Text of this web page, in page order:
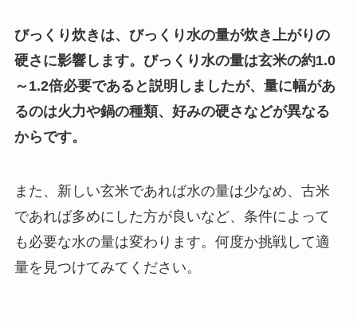
びっくり炊きは、びっくり水の量が炊き上がりの
硬さに影響します。びっくり水の量は玄米の約1.0
～1.2倍必要であると説明しましたが、量に幅があ
るのは火力や鍋の種類、好みの硬さなどが異なる
からです。
また、新しい玄米であれば水の量は少なめ、古米
であれば多めにした方が良いなど、条件によって
も必要な水の量は変わります。何度か挑戦して適
量を見つけてみてください。